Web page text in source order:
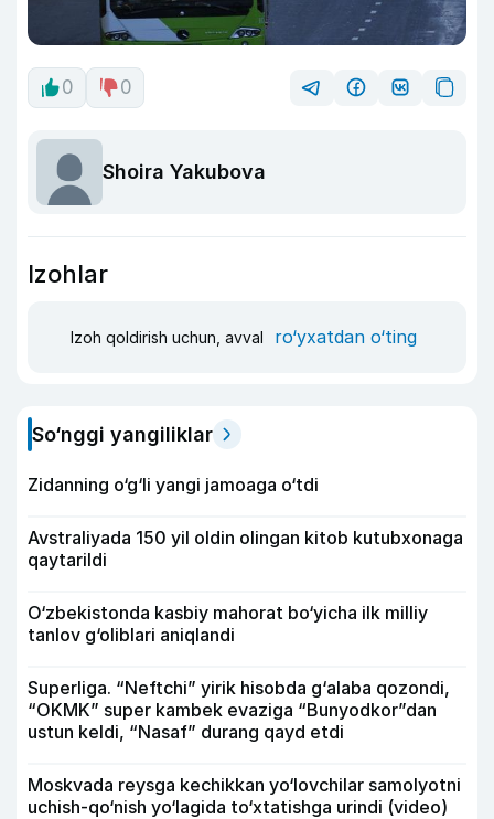
0 0
Shoira Yakubova
Izohlar
Izoh qoldirish uchun, avval ro‘yxatdan o‘ting
So‘nggi yangiliklar
Zidanning o‘g‘li yangi jamoaga o‘tdi
Avstraliyada 150 yil oldin olingan kitob kutubxonaga
qaytarildi
O‘zbekistonda kasbiy mahorat bo‘yicha ilk milliy
tanlov g‘oliblari aniqlandi
Superliga. “Neftchi” yirik hisobda g‘alaba qozondi,
“OKMK” super kambek evaziga “Bunyodkor”dan
ustun keldi, “Nasaf” durang qayd etdi
Moskvada reysga kechikkan yo‘lovchilar samolyotni
uchish-qo‘nish yo‘lagida to‘xtatishga urindi (video)